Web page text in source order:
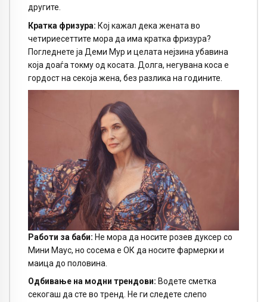
другите.
Кратка фризура: Кој кажал дека жената во
четириесеттите мора да има кратка фризура?
Погледнете ја Деми Мур и целата нејзина убавина
која доаѓа токму од косата. Долга, негувана коса е
гордост на секоја жена, без разлика на годините.
Работи за баби: Не мора да носите розев дуксер со
Мини Маус, но сосема е ОК да носите фармерки и
маица до половина.
Одбивање на модни трендови: Водете сметка
секогаш да сте во тренд. Не ги следете слепо